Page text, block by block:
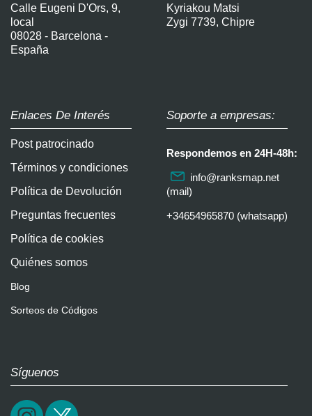
Calle Eugeni D'Ors, 9,
local
08028 - Barcelona -
España
Kyriakou Matsi
Zygi 7739, Chipre
Enlaces De Interés
Post patrocinado
Términos y condiciones
Política de Devolución
Preguntas frecuentes
Política de cookies
Quiénes somos
Blog
Sorteos de Códigos
Soporte a empresas:
Respondemos en 24H-48h:
info@ranksmap.net
(mail)
+34654965870 (whatsapp)
Síguenos